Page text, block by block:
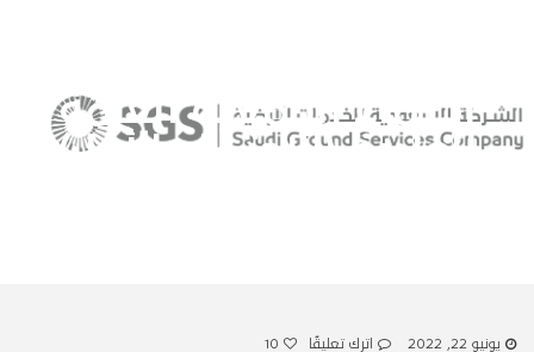
اجتماع الجمعية العامة
العادية (الاجتماع الأول)
يونيو 22, 2022 اترك تعليقًا 10